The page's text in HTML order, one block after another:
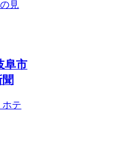
見
阜市
ホテ